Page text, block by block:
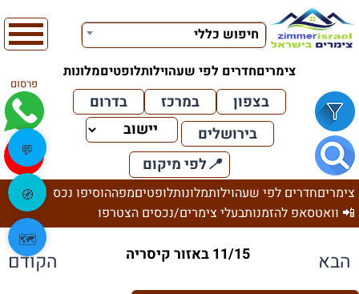
חיפוש כללי
צימריםחדרים לפי שעהוילותלופטיםמלונות
פרסום
בצפון במרכז
בדרום
בירושלים
📍לפי מיקום
צימריםחדרים לפי שעהוילותמלונותלופטיםמפההוסיפו נכס
📲 וואטסאפ להזמנותבעלי צימרים/נכסים הצטרפו
הבא 11/15 באזור קיסריה הקודם
💬
🧭
🗺️